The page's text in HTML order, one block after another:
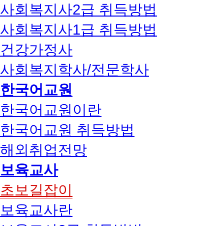
사회복지사2급 취득방법
사회복지사1급 취득방법
건강가정사
사회복지학사/전문학사
한국어교원
한국어교원이란
한국어교원 취득방법
해외취업전망
보육교사
초보길잡이
보육교사란